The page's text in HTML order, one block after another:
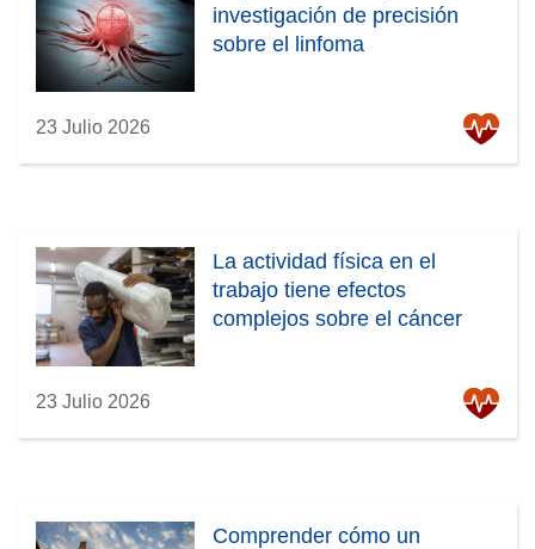
investigación de precisión
sobre el linfoma
23 Julio 2026
La actividad física en el
trabajo tiene efectos
complejos sobre el cáncer
23 Julio 2026
Comprender cómo un